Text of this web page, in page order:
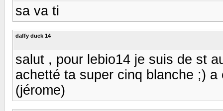
sa va ti
daffy duck 14
salut , pour lebio14 je suis de st
achetté ta super cinq blanche ;)
(jérome)